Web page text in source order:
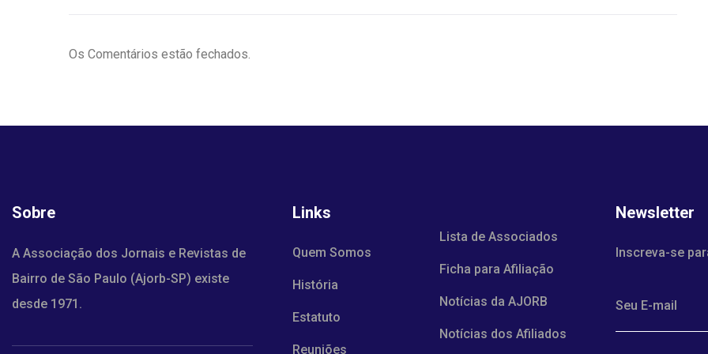
Os Comentários estão fechados.
Sobre
A Associação dos Jornais e Revistas de
Bairro de São Paulo (Ajorb-SP) existe
desde 1971.
Links
Quem Somos
História
Estatuto
Reuniões
Lista de Associados
Ficha para Afiliação
Notícias da AJORB
Notícias dos Afiliados
Newsletter
Inscreva-se